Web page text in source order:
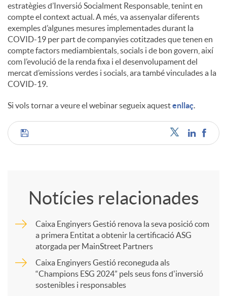
estratègies d’Inversió Socialment Responsable, tenint en
compte el context actual. A més, va assenyalar diferents
exemples d’algunes mesures implementades durant la
COVID-19 per part de companyies cotitzades que tenen en
compte factors mediambientals, socials i de bon govern, així
com l’evolució de la renda fixa i el desenvolupament del
mercat d’emissions verdes i socials, ara també vinculades a la
COVID-19.
Si vols tornar a veure el webinar segueix aquestenllaç.
C
m
Notícies relacionades
Caixa Enginyers Gestió renova la seva posició com
a primera Entitat a obtenir la certificació ASG
atorgada per MainStreet Partners
Caixa Enginyers Gestió reconeguda als
“Champions ESG 2024” pels seus fons d'inversió
sostenibles i responsables